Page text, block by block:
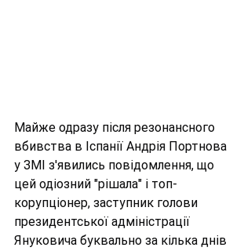
Майже одразу після резонансного
вбивства в Іспанії Андрія Портнова
у ЗМІ з'явились повідомлення, що
цей одіозний "рішала" і топ-
корупціонер, заступник голови
президентської адміністрації
Януковича буквально за кілька днів